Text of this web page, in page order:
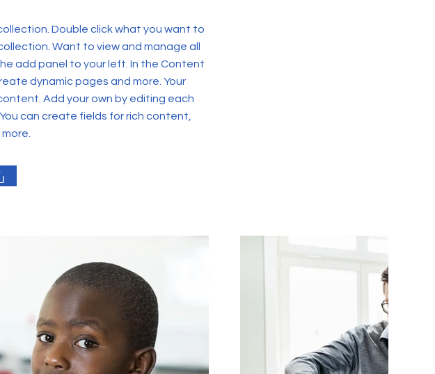
Double click what you want to
Want to view and manage all
add panel to your left. In the Content
dynamic pages and more. Your
Add your own by editing each
can create fields for rich content,